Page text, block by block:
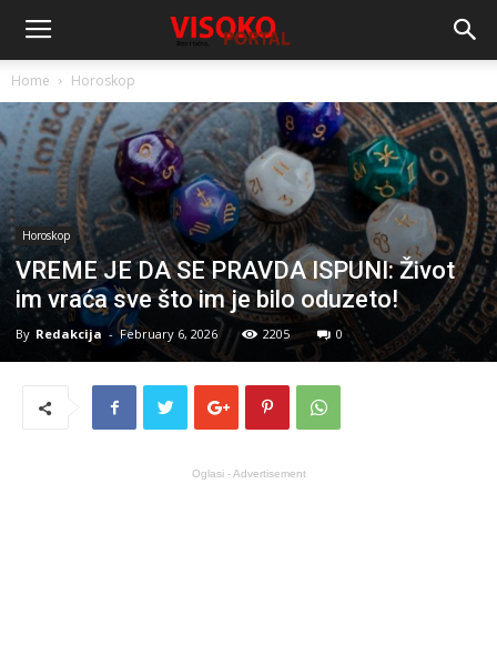
Home Horoskop
Horoskop
VREME JE DA SE PRAVDA ISPUNI: Život
im vraća sve što im je bilo oduzeto!
By Redakcija - February 6, 2026 2205 0
Oglasi - Advertisement